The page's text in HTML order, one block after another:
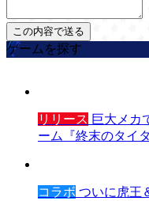
ゲームを探す
リリース 巨大メカ
ーム『終末のタイ
コラボ ついに虎王